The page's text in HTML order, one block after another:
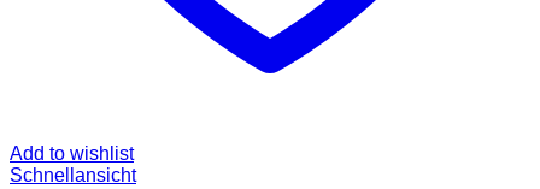
Add to wishlist
Schnellansicht